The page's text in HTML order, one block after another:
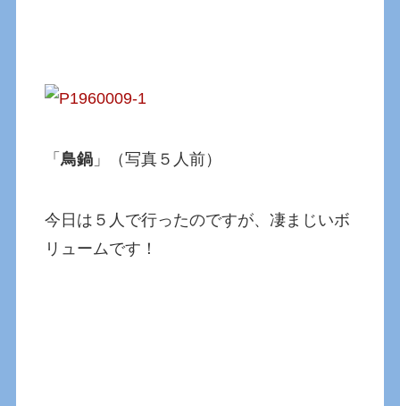
「鳥鍋 」（写真５人前）
今日は５人で行ったのですが、凄まじいボ
リュームです！